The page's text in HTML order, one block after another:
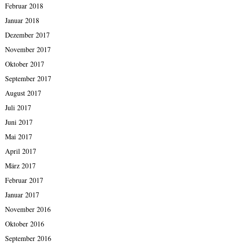
Februar 2018
Januar 2018
Dezember 2017
November 2017
Oktober 2017
September 2017
August 2017
Juli 2017
Juni 2017
Mai 2017
April 2017
März 2017
Februar 2017
Januar 2017
November 2016
Oktober 2016
September 2016